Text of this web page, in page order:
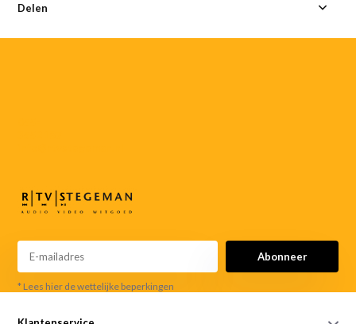
Delen
Abonneer
* Lees hier de wettelijke beperkingen